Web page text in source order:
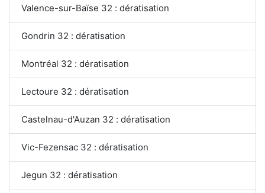
Valence-sur-Baïse 32 : dératisation
Gondrin 32 : dératisation
Montréal 32 : dératisation
Lectoure 32 : dératisation
Castelnau-d'Auzan 32 : dératisation
Vic-Fezensac 32 : dératisation
Jegun 32 : dératisation